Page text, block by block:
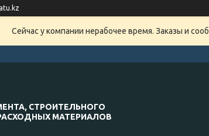
Сейчас у компании нерабочее время. Заказы и
СТРОИТЕЛЬНОГО
МАТЕРИАЛОВ